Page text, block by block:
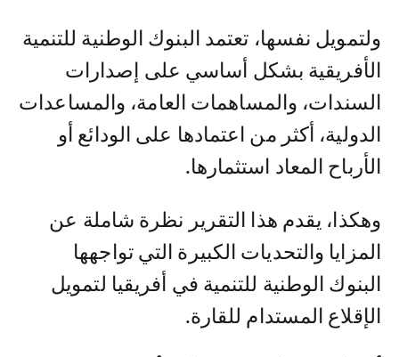
ولتمويل نفسها، تعتمد البنوك الوطنية للتنمية
الأفريقية بشكل أساسي على إصدارات
السندات، والمساهمات العامة، والمساعدات
الدولية، أكثر من اعتمادها على الودائع أو
الأرباح المعاد استثمارها.
وهكذا، يقدم هذا التقرير نظرة شاملة عن
المزايا والتحديات الكبيرة التي تواجهها
البنوك الوطنية للتنمية في أفريقيا لتمويل
الإقلاع المستدام للقارة.